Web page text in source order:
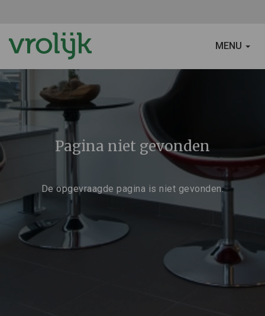
SCHAKEL
MENU
Pagina niet gevonden
De opgevraagde pagina is niet gevonden.